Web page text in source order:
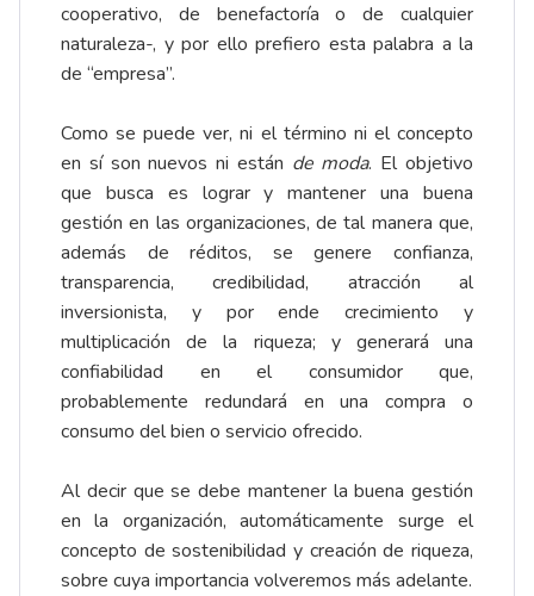
cooperativo, de benefactoría o de cualquier
naturaleza-, y por ello prefiero esta palabra a la
de “empresa”.
Como se puede ver, ni el término ni el concepto
en sí son nuevos ni están de moda. El objetivo
que busca es lograr y mantener una buena
gestión en las organizaciones, de tal manera que,
además de réditos, se genere confianza,
transparencia, credibilidad, atracción al
inversionista, y por ende crecimiento y
multiplicación de la riqueza; y generará una
confiabilidad en el consumidor que,
probablemente redundará en una compra o
consumo del bien o servicio ofrecido.
Al decir que se debe mantener la buena gestión
en la organización, automáticamente surge el
concepto de sostenibilidad y creación de riqueza,
sobre cuya importancia volveremos más adelante.